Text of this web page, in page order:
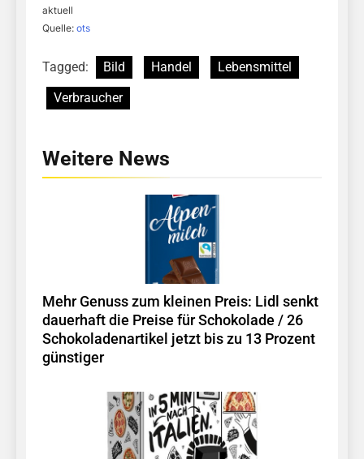
aktuell
Quelle: ots
Tagged: Bild Handel
Lebensmittel
Verbraucher
Weitere News
Mehr Genuss zum kleinen Preis: Lidl senkt
dauerhaft die Preise für Schokolade / 26
Schokoladenartikel jetzt bis zu 13 Prozent
günstiger